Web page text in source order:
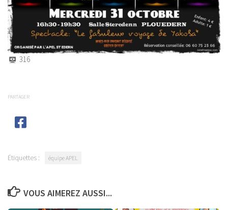
316
PARTAGER
Étiquettes : équipe APEL
VOUS AIMEREZ AUSSI...